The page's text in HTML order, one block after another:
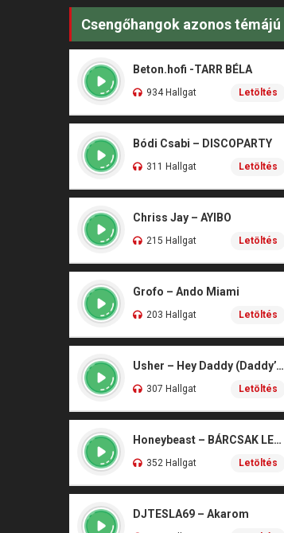
Csengőhangok azonos témájú
Beton.hofi -TARR BÉLA
934 Hallgat Letöltés
Bódi Csabi – DISCOPARTY
311 Hallgat Letöltés
Chriss Jay – AYIBO
215 Hallgat Letöltés
Grofo – Ando Miami
203 Hallgat Letöltés
Usher – Hey Daddy (Daddy’s Home)
307 Hallgat Letöltés
Honeybeast – BÁRCSAK LENNÉK
352 Hallgat Letöltés
DJTESLA69 – Akarom